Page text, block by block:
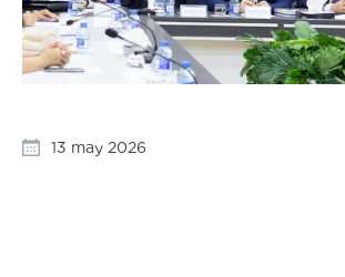
13 may 2026